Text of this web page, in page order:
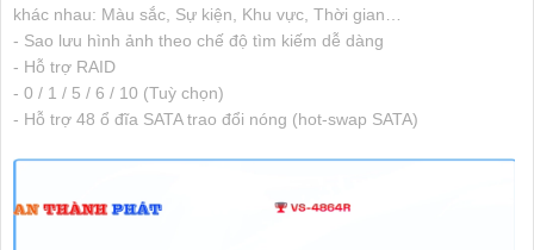
khác nhau: Màu sắc, Sự kiện, Khu vực, Thời gian…
- Sao lưu hình ảnh theo chế độ tìm kiếm dễ dàng
- Hỗ trợ RAID
- 0 / 1 / 5 / 6 / 10 (Tuỳ chọn)
- Hỗ trợ 48 ổ đĩa SATA trao đổi nóng (hot-swap SATA)